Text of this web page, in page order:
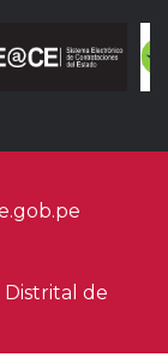
de